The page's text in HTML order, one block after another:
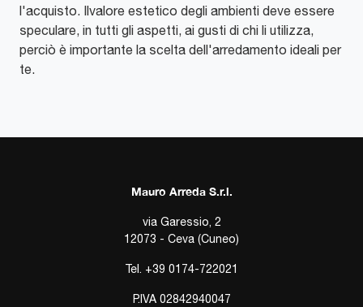
l'acquisto. Ilvalore estetico degli ambienti deve essere
speculare, in tutti gli aspetti, ai gusti di chi li utilizza,
perciò è importante la scelta dell'arredamento ideali per
te.
Mauro Arreda S.r.l.
via Garessio, 2
12073 - Ceva (Cuneo)
Tel. +39 0174-722021
P.IVA 02842940047